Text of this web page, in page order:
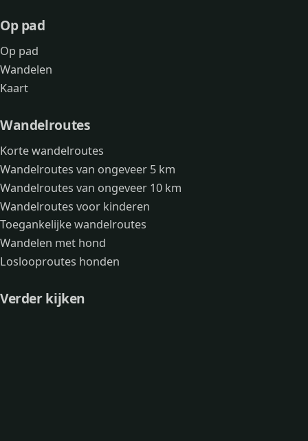
Op pad
Op pad
Wandelen
Kaart
Wandelroutes
Korte wandelroutes
Wandelroutes van ongeveer 5 km
Wandelroutes van ongeveer 10 km
Wandelroutes voor kinderen
Toegankelijke wandelroutes
Wandelen met hond
Loslooproutes honden
Verder kijken